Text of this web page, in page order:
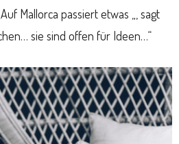
Mallorca passiert etwas „, sagt
sie sind offen für Ideen…“